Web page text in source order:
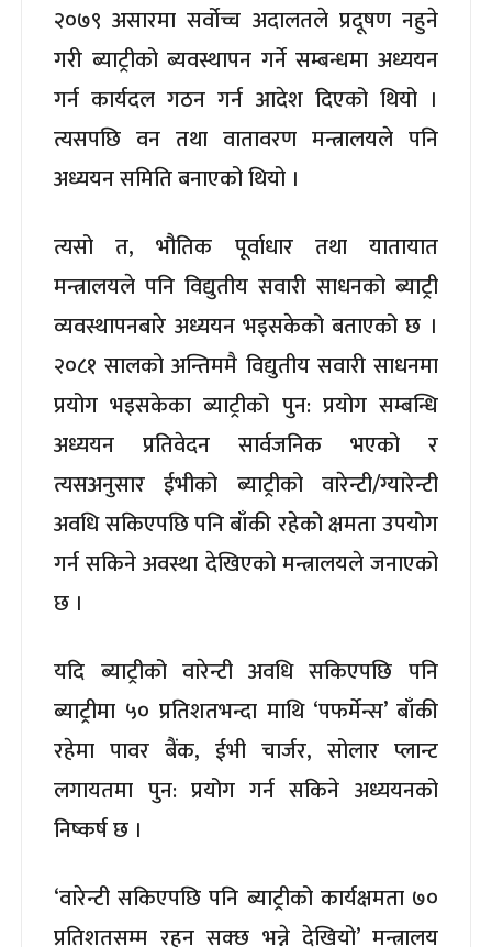
२०७९ असारमा सर्वोच्च अदालतले प्रदूषण नहुने
गरी ब्याट्रीको ब्यवस्थापन गर्ने सम्बन्धमा अध्ययन
गर्न कार्यदल गठन गर्न आदेश दिएको थियो ।
त्यसपछि वन तथा वातावरण मन्त्रालयले पनि
अध्ययन समिति बनाएको थियो ।
त्यसो त, भौतिक पूर्वाधार तथा यातायात
मन्त्रालयले पनि विद्युतीय सवारी साधनको ब्याट्री
व्यवस्थापनबारे अध्ययन भइसकेको बताएको छ ।
२०८१ सालको अन्तिममै विद्युतीय सवारी साधनमा
प्रयोग भइसकेका ब्याट्रीको पुन: प्रयोग सम्बन्धि
अध्ययन प्रतिवेदन सार्वजनिक भएको र
त्यसअनुसार ईभीको ब्याट्रीको वारेन्टी/ग्यारेन्टी
अवधि सकिएपछि पनि बाँकी रहेको क्षमता उपयोग
गर्न सकिने अवस्था देखिएको मन्त्रालयले जनाएको
छ ।
यदि ब्याट्रीको वारेन्टी अवधि सकिएपछि पनि
ब्याट्रीमा ५० प्रतिशतभन्दा माथि ‘पफर्मेन्स’ बाँकी
रहेमा पावर बैंक, ईभी चार्जर, सोलार प्लान्ट
लगायतमा पुन: प्रयोग गर्न सकिने अध्ययनको
निष्कर्ष छ ।
‘वारेन्टी सकिएपछि पनि ब्याट्रीको कार्यक्षमता ७०
प्रतिशतसम्म रहन सक्छ भन्ने देखियो’ मन्त्रालय